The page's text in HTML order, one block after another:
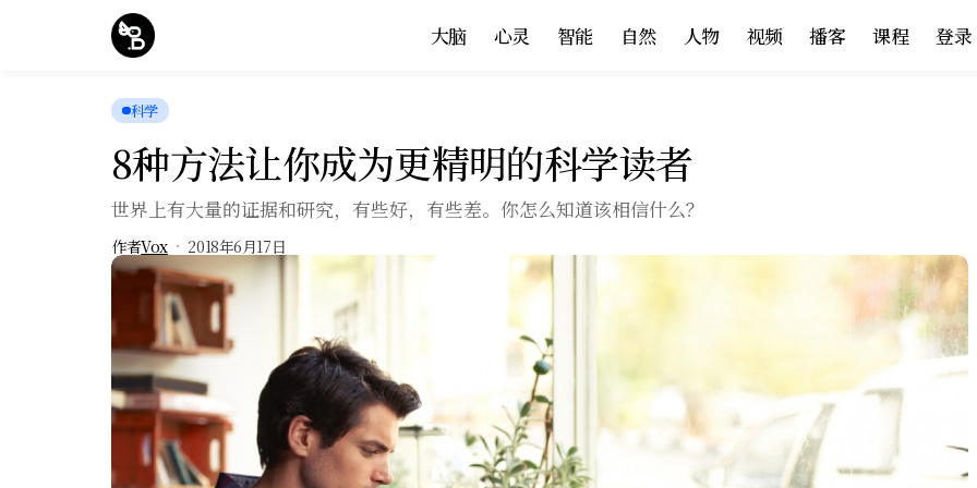
大脑 心灵 智能 自然 人物 视频 播客 课程 登录
科学
8种方法让你成为更精明的科学读者
世界上有大量的证据和研究，有些好，有些差。你怎么知道该相信什么？
作者Vox 2018年6月17日